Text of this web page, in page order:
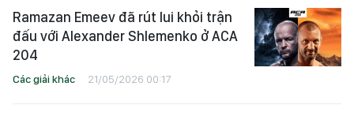
Ramazan Emeev đã rút lui khỏi trận
đấu với Alexander Shlemenko ở ACA
204
Các giải khác 21/05/2026 00:17